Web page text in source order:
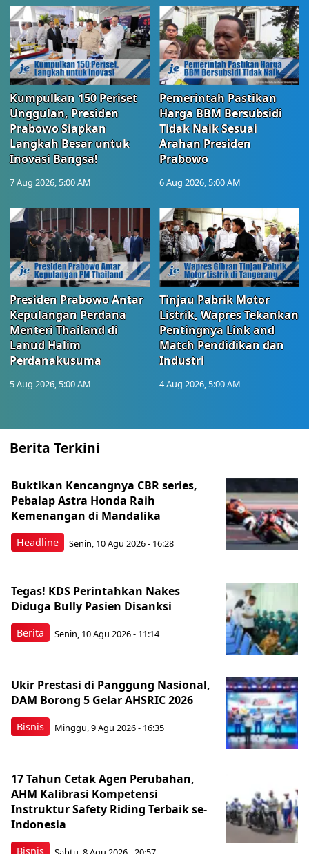
Kumpulkan 150 Periset
Unggulan, Presiden
Prabowo Siapkan
Langkah Besar untuk
Inovasi Bangsa!
7 Aug 2026, 5:00 AM
Pemerintah Pastikan
Harga BBM Bersubsidi
Tidak Naik Sesuai
Arahan Presiden
Prabowo
6 Aug 2026, 5:00 AM
Presiden Prabowo Antar
Kepulangan Perdana
Menteri Thailand di
Lanud Halim
Perdanakusuma
5 Aug 2026, 5:00 AM
Tinjau Pabrik Motor
Listrik, Wapres Tekankan
Pentingnya Link and
Match Pendidikan dan
Industri
4 Aug 2026, 5:00 AM
Berita Terkini
Headline
Buktikan Kencangnya CBR series,
Pebalap Astra Honda Raih
Kemenangan di Mandalika
Senin, 10 Agu 2026 - 16:28
Berita
Tegas! KDS Perintahkan Nakes
Diduga Bully Pasien Disanksi
Senin, 10 Agu 2026 - 11:14
Bisnis
Ukir Prestasi di Panggung Nasional,
DAM Borong 5 Gelar AHSRIC 2026
Minggu, 9 Agu 2026 - 16:35
Bisnis
17 Tahun Cetak Agen Perubahan,
AHM Kalibrasi Kompetensi
Instruktur Safety Riding Terbaik se-
Indonesia